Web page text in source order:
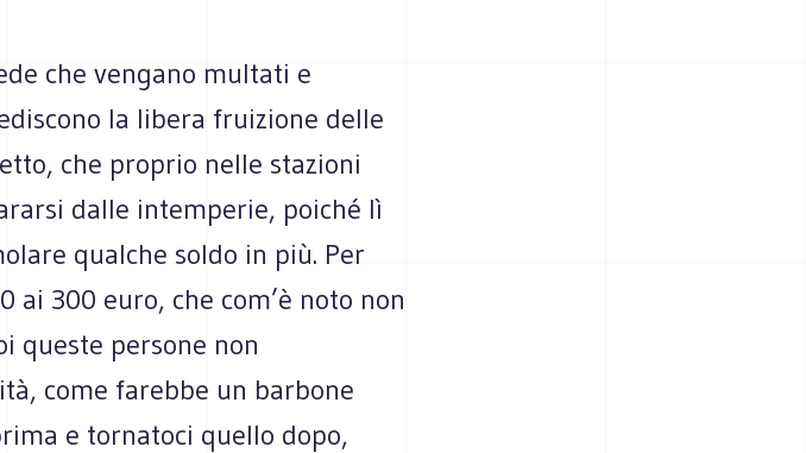
che vengano multati e
la libera fruizione delle
che proprio nelle stazioni
dalle intemperie, poiché lì
qualche soldo in più. Per
300 euro, che com’è noto non
queste persone non
come farebbe un barbone
e tornatoci quello dopo,